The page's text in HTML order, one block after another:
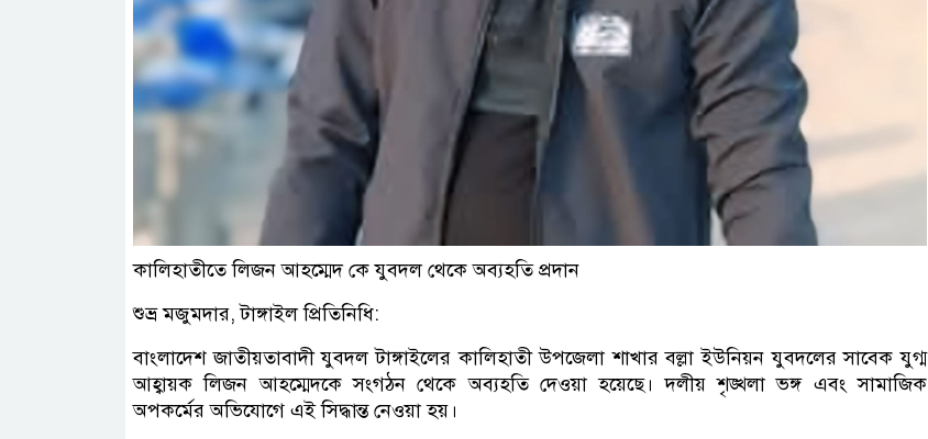
কালিহাতীতে লিজন আহম্মেদ কে যুবদল থেকে অব্যহতি প্রদান
শুভ্র মজুমদার, টাঙ্গাইল প্রিতিনিধি:
বাংলাদেশ জাতীয়তাবাদী যুবদল টাঙ্গাইলের কালিহাতী উপজেলা শাখার বল্লা ইউনিয়ন যুবদলের সাবেক যুগ্ম
আহ্বায়ক লিজন আহম্মেদকে সংগঠন থেকে অব্যহতি দেওয়া হয়েছে। দলীয় শৃঙ্খলা ভঙ্গ এবং সামাজিক
অপকর্মের অভিযোগে এই সিদ্ধান্ত নেওয়া হয়।